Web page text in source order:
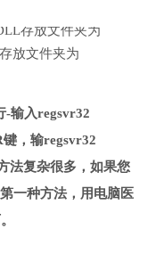
存放文件夹为
放文件夹为
-输入regsvr32
，输regsvr32
法复杂很多，如果您
一种方法，用电脑医